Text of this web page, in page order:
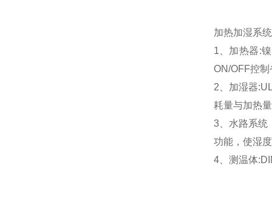
加热加湿系
1、加热器:
ON/OFF控
2、加湿器
耗量与加热
3、水路系统
功能，使湿
4、测温体